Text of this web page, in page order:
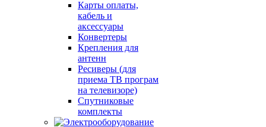
Карты оплаты,
кабель и
аксессуары
Конвертеры
Крепления для
антенн
Ресиверы (для
приема ТВ програм
на телевизоре)
Спутниковые
комплекты